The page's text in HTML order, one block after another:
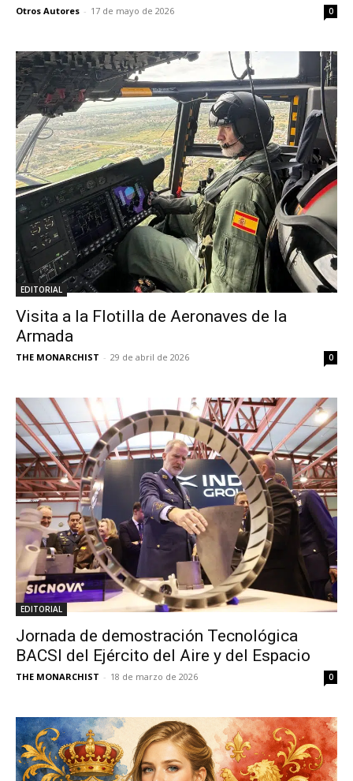
Otros Autores - 17 de mayo de 2026 0
EDITORIAL
Visita a la Flotilla de Aeronaves de la
Armada
THE MONARCHIST - 29 de abril de 2026 0
EDITORIAL
Jornada de demostración Tecnológica
BACSI del Ejército del Aire y del Espacio
THE MONARCHIST - 18 de marzo de 2026 0